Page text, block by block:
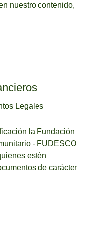
nuestro contenido,
Legales
la Fundación
- FUDESCO
estén
de carácter